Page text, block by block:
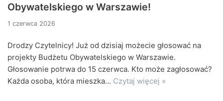
Obywatelskiego w Warszawie!
1 czerwca 2026
Drodzy Czytelnicy! Już od dzisiaj możecie głosować na
projekty Budżetu Obywatelskiego w Warszawie.
Głosowanie potrwa do 15 czerwca. Kto może zagłosować?
Każda osoba, która mieszka… Czytaj więcej »